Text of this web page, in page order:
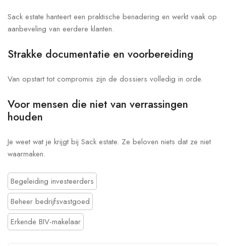
Sack estate hanteert een praktische benadering en werkt vaak op
aanbeveling van eerdere klanten.
Strakke documentatie en voorbereiding
Van opstart tot compromis zijn de dossiers volledig in orde.
Voor mensen die niet van verrassingen
houden
Je weet wat je krijgt bij Sack estate. Ze beloven niets dat ze niet
waarmaken.
Begeleiding investeerders
Beheer bedrijfsvastgoed
Erkende BIV-makelaar